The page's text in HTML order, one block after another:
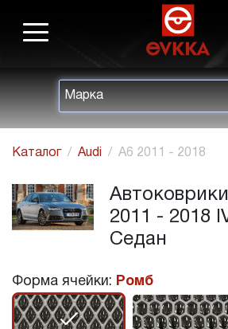
Каталог Audi A6 2011 - 2018
2011 - 2018
Седан
Форма ячейки: Ромб
r